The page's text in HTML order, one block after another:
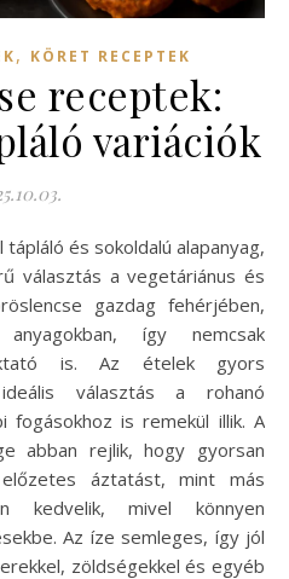
, KÖRET RECEPTEK
receptek:
variációk
választás a vegetáriánus és
gazdag fehérjében,
így nemcsak
is. Az ételek gyors
választás a rohanó
fogásokhoz is remekül illik. A
abban rejlik, hogy gyorsan
áztatást, mint más
kedvelik, mivel könnyen
Az íze semleges, így jól
zöldségekkel és egyéb